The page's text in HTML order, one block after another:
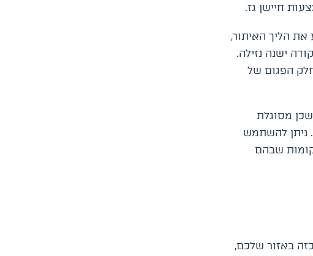
חיישן גז.
את הליך האיתור,
ישנה נזילה.
הפגום של
מסוגלת
ניתן להשתמש
שבהם
באזור שלכם,